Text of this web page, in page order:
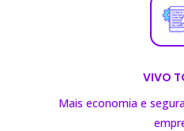
VIVO
Mais economia e